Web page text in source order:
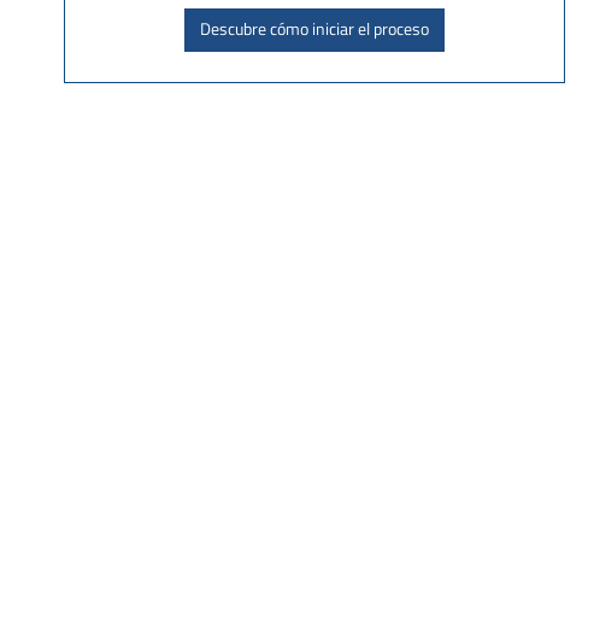
Descubre cómo iniciar el proceso